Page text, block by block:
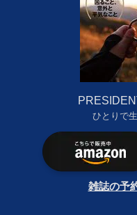
ひとりで
雑誌の予